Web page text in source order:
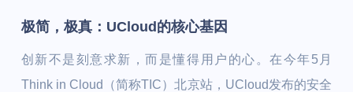
极简，极真：UCloud的核心基因
创新不是刻意求新，而是懂得用户的心。在今年5月
Think in Cloud（简称TIC）北京站，UCloud发布的安全